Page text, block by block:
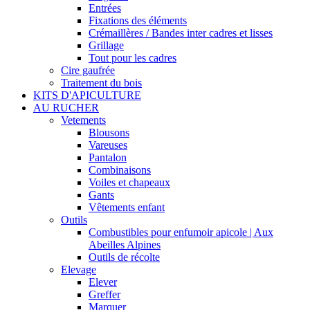
Entrées
Fixations des éléments
Crémaillères / Bandes inter cadres et lisses
Grillage
Tout pour les cadres
Cire gaufrée
Traitement du bois
KITS D'APICULTURE
AU RUCHER
Vetements
Blousons
Vareuses
Pantalon
Combinaisons
Voiles et chapeaux
Gants
Vêtements enfant
Outils
Combustibles pour enfumoir apicole | Aux
Abeilles Alpines
Outils de récolte
Elevage
Elever
Greffer
Marquer